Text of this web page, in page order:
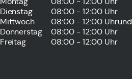
Dienstag
08:00 - 12:00 Uhr
Mittwoch
08:00 - 12:00 Uhrund
Donnerstag
08:00 - 12:00 Uhr
Freitag
08:00 - 12:00 Uhr